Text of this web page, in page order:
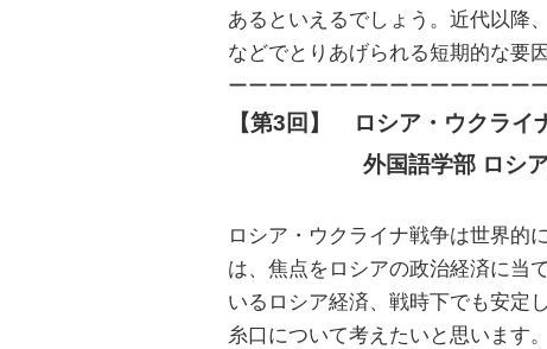
あるといえるでしょう。近代以降
などでとりあげられる短期的な要
ーーーーーーーーーーーーーーー
【第3回】　ロシア・ウクラ
外国語学部 ロシア語
ロシア・ウクライナ戦争は世界的
は、焦点をロシアの政治経済に当
いるロシア経済、戦時下でも安定
糸口について考えたいと思います。